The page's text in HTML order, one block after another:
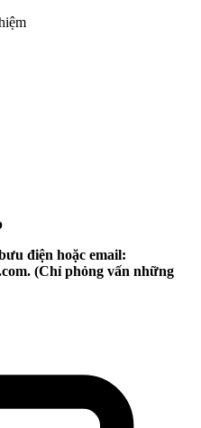
điện hoặc email:
. (Chỉ phỏng vấn những